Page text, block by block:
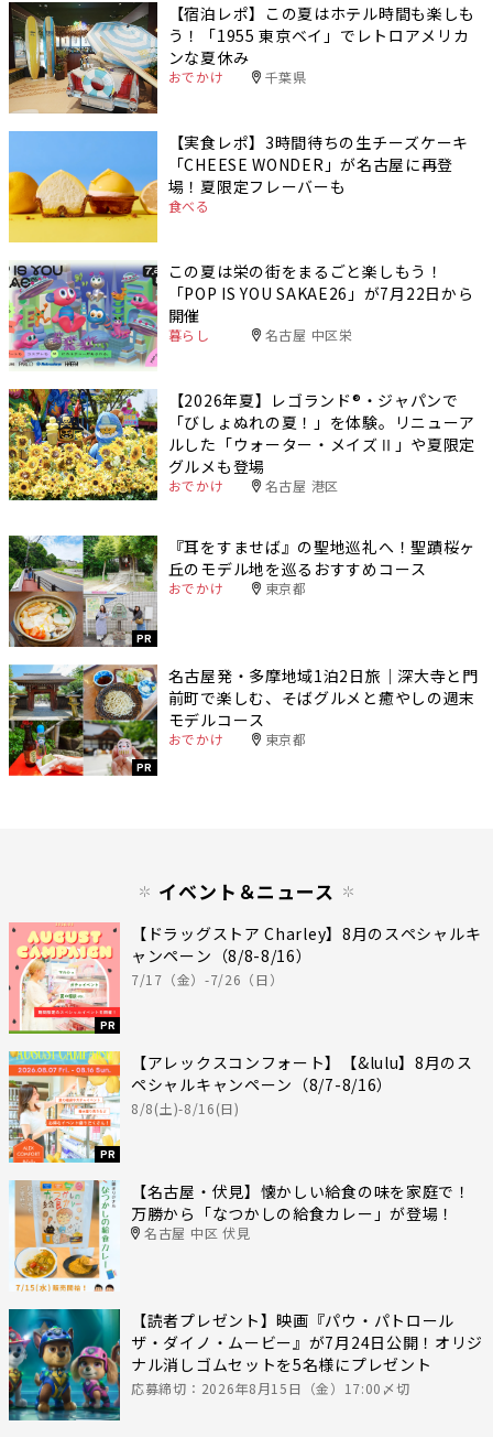
【宿泊レポ】この夏はホテル時間も楽しも
う！「1955 東京ベイ」でレトロアメリカ
ンな夏休み
おでかけ 千葉県
【実食レポ】3時間待ちの生チーズケーキ
「CHEESE WONDER」が名古屋に再登
場！夏限定フレーバーも
食べる
この夏は栄の街をまるごと楽しもう！
「POP IS YOU SAKAE26」が7月22日から
開催
暮らし 名古屋 中区栄
【2026年夏】レゴランド®・ジャパンで
「びしょぬれの夏！」を体験。リニューア
ルした「ウォーター・メイズⅡ」や夏限定
グルメも登場
おでかけ 名古屋 港区
PR
『耳をすませば』の聖地巡礼へ！聖蹟桜ヶ
丘のモデル地を巡るおすすめコース
おでかけ 東京都
PR
名古屋発・多摩地域1泊2日旅｜深大寺と門
前町で楽しむ、そばグルメと癒やしの週末
モデルコース
おでかけ 東京都
イベント＆ニュース
PR
【ドラッグストア Charley】8月のスペシャルキ
ャンペーン（8/8-8/16）
7/17（金）-7/26（日）
PR
【アレックスコンフォート】【&lulu】8月のス
ペシャルキャンペーン（8/7-8/16）
8/8(土)-8/16(日)
【名古屋・伏見】懐かしい給食の味を家庭で！
万勝から「なつかしの給食カレー」が登場！
名古屋 中区 伏見
【読者プレゼント】映画『パウ・パトロール
ザ・ダイノ・ムービー』が7月24日公開！オリジ
ナル消しゴムセットを5名様にプレゼント
応募締切：2026年8月15日（金）17:00〆切